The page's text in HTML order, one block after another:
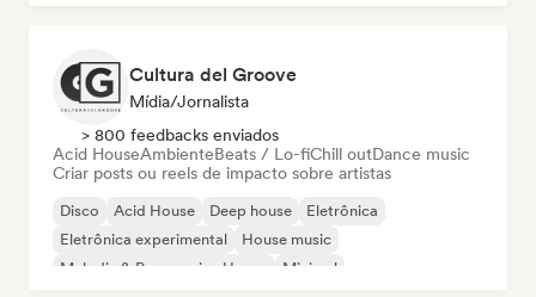
Cultura del Groove
Mídia/Jornalista
> 800 feedbacks enviados
Acid HouseAmbienteBeats / Lo-fiChill outDance music
Criar posts ou reels de impacto sobre artistas
Disco Acid House Deep house
Eletrônica
Eletrônica experimental
House music
Melodic & Progressive House
Minimal